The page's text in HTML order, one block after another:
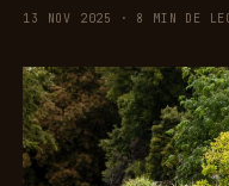
13 NOV 2025 · 8 MIN DE